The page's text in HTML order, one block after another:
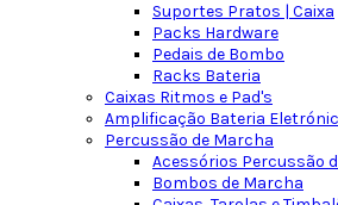
Suportes Pratos | Caixa
Packs Hardware
Pedais de Bombo
Racks Bateria
Caixas Ritmos e Pad's
Amplificação Bateria
Percussão de Marcha
Acessórios Percussão
Bombos de Marcha